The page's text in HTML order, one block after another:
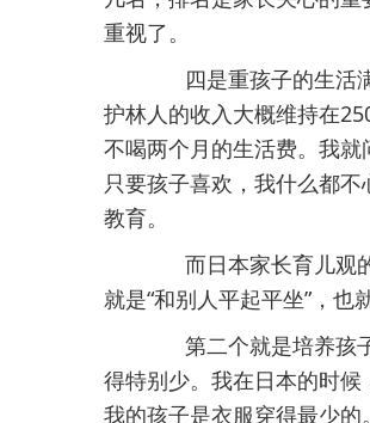
重视了。
四是重孩子的生活满
护林人的收入大概维持在
不喝两个月的生活费。我就
只要孩子喜欢，我什么都
教育。
而日本家长育儿观的
就是“和别人平起平坐”，也
第二个就是培养孩子
得特别少。我在日本的时
我的孩子是衣服穿得最少